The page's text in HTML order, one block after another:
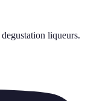
degustation liqueurs.